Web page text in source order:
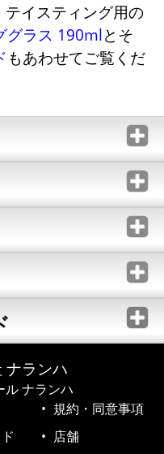
イスティング用の
グラス 190mlとそ
もあわせてご覧くだ
ナランハ
ル ナランハ
規約・同意事項
店舗